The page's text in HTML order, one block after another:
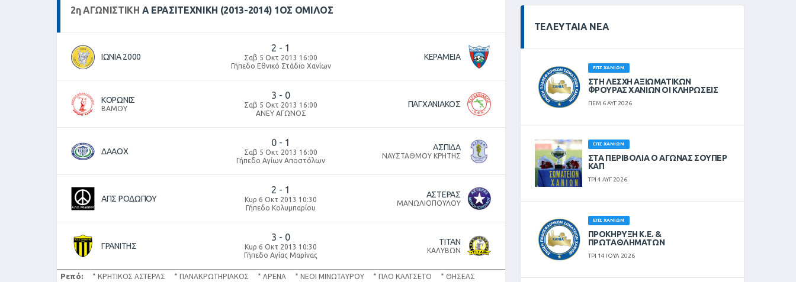
2ηΑΓΩΝΙΣΤΙΚΉ Α ΕΡΑΣΙΤΕΧΝΙΚΗ (2013-2014) 1ΟΣ ΟΜΙΛΟΣ
ΙΩΝΙΑ 2000
2 - 1
Σαβ 5 Οκτ 2013 16:00
Γήπεδο Εθνικό Στάδιο Χανίων
ΚΕΡΑΜΕΙΑ
ΚΟΡΩΝΙΣ
ΒΑΜΟΥ
3 - 0
Σαβ 5 Οκτ 2013 16:00
ΑΝΕΥ ΑΓΩΝΟΣ
ΠΑΓΧΑΝΙΑΚΟΣ
ΔΑΑΟΧ
0 - 1
Σαβ 5 Οκτ 2013 16:00
Γήπεδο Αγίων Αποστόλων
ΑΣΠΙΔΑ
ΝΑΥΣΤΑΘΜΟΥ ΚΡΗΤΗΣ
ΑΠΣ ΡΟΔΩΠΟΥ
2 - 1
Κυρ 6 Οκτ 2013 10:30
Γήπεδο Κολυμπαρίου
ΑΣΤΕΡΑΣ
ΜΑΝΩΛΙΟΠΟΥΛΟΥ
ΓΡΑΝΙΤΗΣ
3 - 0
Κυρ 6 Οκτ 2013 10:30
Γήπεδο Αγίας Μαρίνας
ΤΙΤΑΝ
ΚΑΛΥΒΩΝ
Ρεπό: * ΚΡΗΤΙΚΟΣ ΑΣΤΕΡΑΣ * ΠΑΝΑΚΡΩΤΗΡΙΑΚΟΣ * ΑΡΕΝΑ * ΝΕΟΙ ΜΙΝΩΤΑΥΡΟΥ * ΠΑΟ ΚΑΛΤΣΕΤΟ * ΘΗΣΕΑΣ
ΤΕΛΕΥΤΑΊΑ ΝΈΑ
ΕΠΣ ΧΑΝΊΩΝ
ΣΤΗ ΛΈΣΧΗ ΑΞΙΩΜΑΤΙΚΏΝ
ΦΡΟΥΡΆΣ ΧΑΝΊΩΝ ΟΙ ΚΛΗΡΏΣΕΙΣ
ΠΕΜ 6 ΑΥΓ 2026
ΕΠΣ ΧΑΝΊΩΝ
ΣΤΑ ΠΕΡΙΒΟΛΙΑ Ο ΑΓΩΝΑΣ ΣΟΥΠΕΡ
ΚΑΠ
ΤΡΙ 4 ΑΥΓ 2026
ΕΠΣ ΧΑΝΊΩΝ
ΠΡΟΚΗΡΥΞΗ Κ.Ε. &
ΠΡΩΤΑΘΛΗΜΑΤΩΝ
ΤΡΙ 14 ΙΟΥΛ 2026